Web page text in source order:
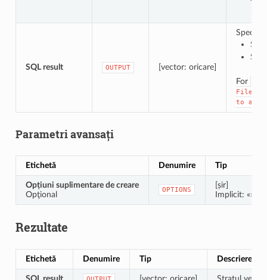
SQL result OUTPUT [vector: oricare]
For
File
to a
Parametri avansați
Etichetă Denumire Tip
Opțiuni suplimentare de creare
Opţional
OPTIONS
[șir]
Implicit: «»
Rezultate
Etichetă Denumire Tip Descriere